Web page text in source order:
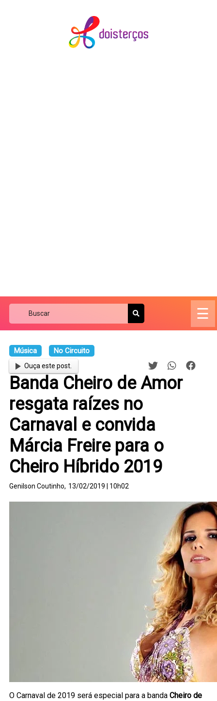
☰
Música No Circuito
Ouça este post.
Banda Cheiro de Amor
resgata raízes no
Carnaval e convida
Márcia Freire para o
Cheiro Híbrido 2019
Genilson Coutinho, 13/02/2019 | 10h02
O Carnaval de 2019 será especial para a bandaCheiro de